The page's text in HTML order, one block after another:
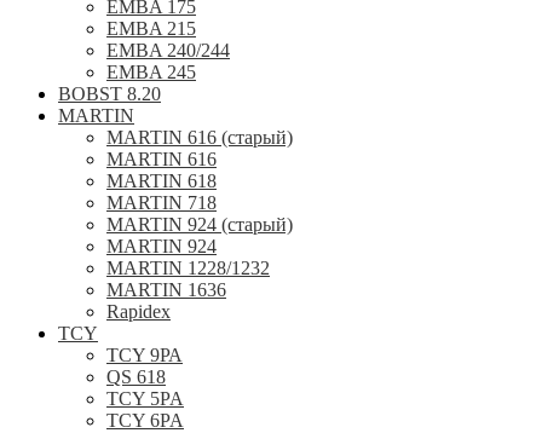
EMBA 175
EMBA 215
EMBA 240/244
EMBA 245
BOBST 8.20
MARTIN
MARTIN 616 (старый)
MARTIN 616
MARTIN 618
MARTIN 718
MARTIN 924 (старый)
MARTIN 924
MARTIN 1228/1232
MARTIN 1636
Rapidex
TCY
TCY 9РА
QS 618
TCY 5PA
TCY 6PA